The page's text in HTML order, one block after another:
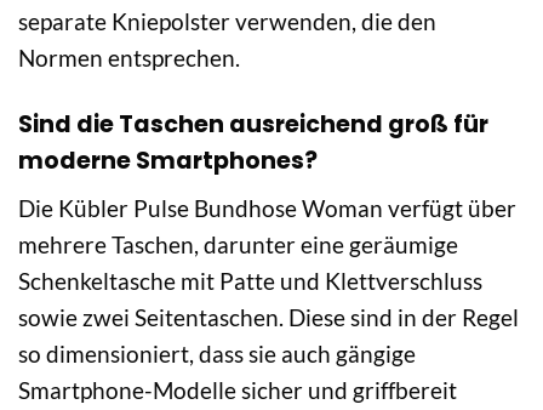
separate Kniepolster verwenden, die den
Normen entsprechen.
Sind die Taschen ausreichend groß für
moderne Smartphones?
Die Kübler Pulse Bundhose Woman verfügt über
mehrere Taschen, darunter eine geräumige
Schenkeltasche mit Patte und Klettverschluss
sowie zwei Seitentaschen. Diese sind in der Regel
so dimensioniert, dass sie auch gängige
Smartphone-Modelle sicher und griffbereit